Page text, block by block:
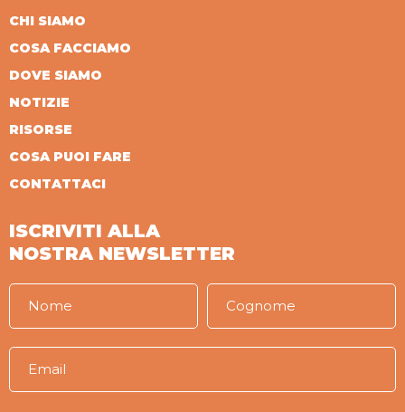
CHI SIAMO
COSA FACCIAMO
DOVE SIAMO
NOTIZIE
RISORSE
COSA PUOI FARE
CONTATTACI
ISCRIVITI ALLA
NOSTRA NEWSLETTER